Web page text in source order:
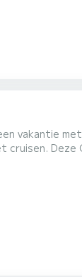
met
is uitgerust